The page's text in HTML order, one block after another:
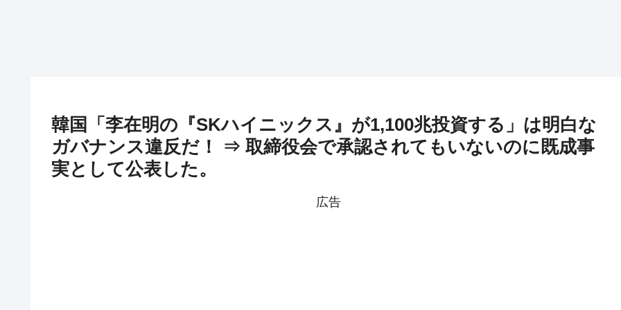
韓国「李在明の『SKハイニックス』が1,100兆投資する」は明白な
ガバナンス違反だ！ ⇒ 取締役会で承認されてもいないのに既成事
実として公表した。
広告